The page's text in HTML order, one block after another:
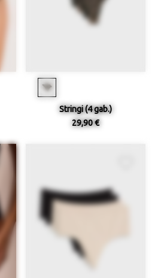
Stringi (4 gab.)
29,90 €